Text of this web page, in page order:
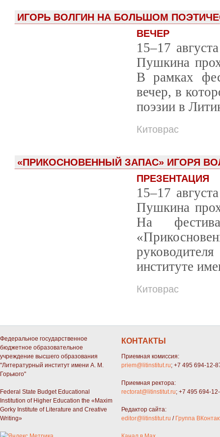
ИГОРЬ ВОЛГИН НА БОЛЬШОМ
ВЕЧЕР
15–17
Пушкина
В рамках
вечер, в
поэзии в
Китоврас
«ПРИКОСНОВЕННЫЙ ЗАПАС» ИГОРЯ
ПРЕЗЕНТАЦИЯ
15–17
Пушкина
На
институте
Китоврас
Федеральное государственное
бюджетное образовательное
учреждение высшего образования
"Литературный институт имени А. М.
Горького"
Federal State Budget Educational
Institution of Higher Education the «Maxim
Gorky Institute of Literature and Creative
Writing»
КОНТАКТЫ
Приемная комиссия:
priem@litinstitut.ru; +7 495 694-12-
Приемная ректора:
rectorat@litinstitut.ru; +7 495 694-
Редактор сайта:
editor@litinstitut.ru / Группа